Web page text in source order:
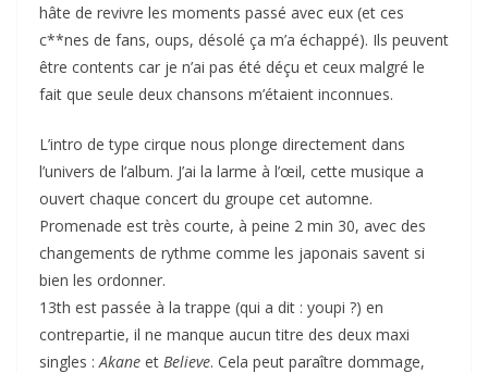
hâte de revivre les moments passé avec eux (et ces
c**nes de fans, oups, désolé ça m’a échappé). Ils peuvent
être contents car je n’ai pas été déçu et ceux malgré le
fait que seule deux chansons m’étaient inconnues.
L’intro de type cirque nous plonge directement dans
l’univers de l’album. J’ai la larme à l’œil, cette musique a
ouvert chaque concert du groupe cet automne.
Promenade est très courte, à peine 2 min 30, avec des
changements de rythme comme les japonais savent si
bien les ordonner.
13th est passée à la trappe (qui a dit : youpi ?) en
contrepartie, il ne manque aucun titre des deux maxi
singles :Akane et Believe. Cela peut paraître dommage,